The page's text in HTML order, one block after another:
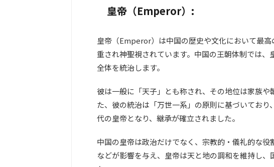
皇帝（Emperor）:
皇帝（Emperor）は中国の歴史や文化において最
重され神聖視されています。中国の王朝体制では
全体を統治します。
彼は一般に「天子」とも称され、その地位は家族
た、彼の統治は「万世一系」の原則に基づいてお
代の皇帝となり、継承が確立されました。
中国の皇帝は政治だけでなく、宗教的・儀礼的な
などが影響を与え、皇帝は天と地の調和を維持し